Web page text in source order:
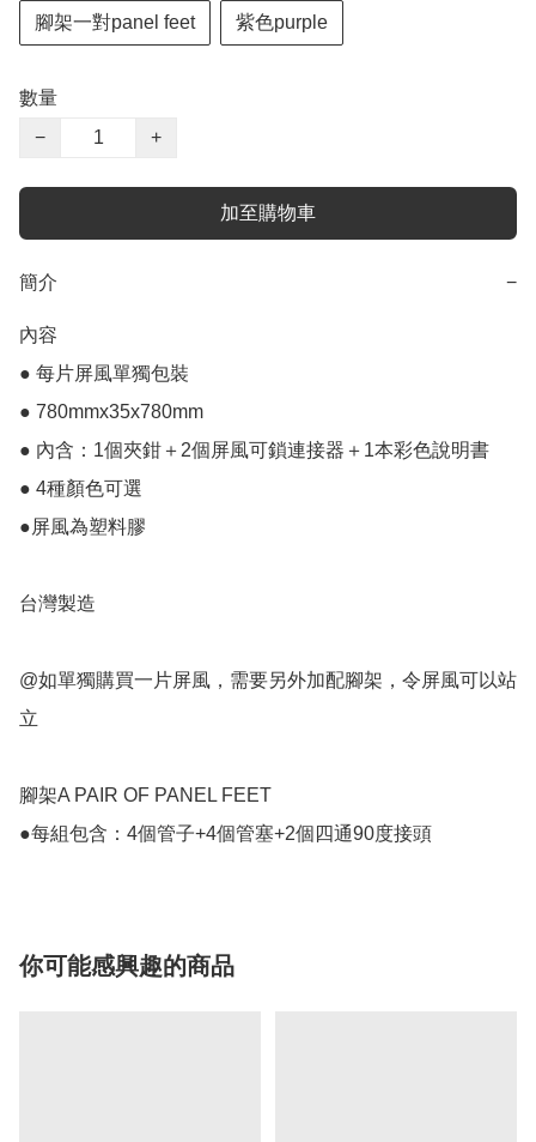
腳架一對panel feet 紫色purple
數量
−
+
加至購物車
簡介 −
內容
● 每片屏風單獨包裝
● 780mmx35x780mm
● 內含：1個夾鉗＋2個屏風可鎖連接器＋1本彩色說明書
● 4種顏色可選
●屏風為塑料膠
台灣製造
@如單獨購買一片屏風，需要另外加配腳架，令屏風可以站
立
腳架A PAIR OF PANEL FEET
●每組包含：4個管子+4個管塞+2個四通90度接頭
你可能感興趣的商品